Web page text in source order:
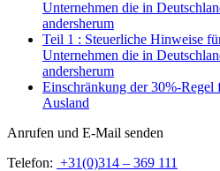
Unternehmen die in
andersherum
Teil 1 : Steuerliche Hinweise
Unternehmen die in
andersherum
Einschränkung der 30%-Regel
Ausland
Anrufen und E-Mail senden
Telefon: +31(0)314 – 369 111